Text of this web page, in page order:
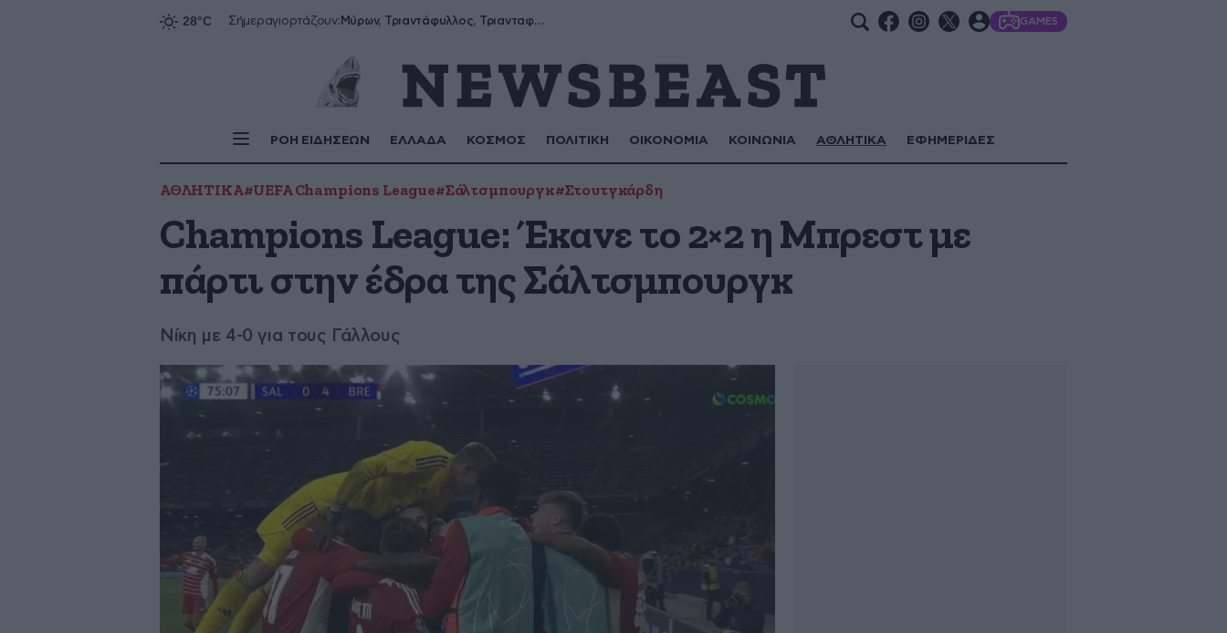
Σήμεραγιορτάζουν: Μύρων, Τριαντάφυλλος, Τριανταφυλλιά, Φυλλιώ, Ρόζα GAMES
ΡΟΗ ΕΙΔΗΣΕΩΝ ΕΛΛΑΔΑ ΚΟΣΜΟΣ ΠΟΛΙΤΙΚΗ ΟΙΚΟΝΟΜΙΑ ΚΟΙΝΩΝΙΑ ΑΘΛΗΤΙΚΑ ΕΦΗΜΕΡΙΔΕΣ
ΑΘΛΗΤΙΚΑ#UEFA Champions League#Σάλτσμπουργκ#Στουτγκάρδη
Champions League: Έκανε το 2×2 η Μπρεστ με
πάρτι στην έδρα της Σάλτσμπουργκ
Νίκη με 4-0 για τους Γάλλους